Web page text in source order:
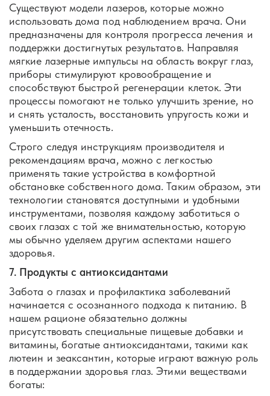
Существуют модели лазеров, которые можно
использовать дома под наблюдением врача. Они
предназначены для контроля прогресса лечения и
поддержки достигнутых результатов. Направляя
мягкие лазерные импульсы на область вокруг глаз,
приборы стимулируют кровообращение и
способствуют быстрой регенерации клеток. Эти
процессы помогают не только улучшить зрение, но
и снять усталость, восстановить упругость кожи и
уменьшить отечность.
Строго следуя инструкциям производителя и
рекомендациям врача, можно с легкостью
применять такие устройства в комфортной
обстановке собственного дома. Таким образом, эти
технологии становятся доступными и удобными
инструментами, позволяя каждому заботиться о
своих глазах с той же внимательностью, которую
мы обычно уделяем другим аспектами нашего
здоровья.
7. Продукты с антиоксидантами
Забота о глазах и профилактика заболеваний
начинается с осознанного подхода к питанию. В
нашем рационе обязательно должны
присутствовать специальные пищевые добавки и
витамины, богатые антиоксидантами, такими как
лютеин и зеаксантин, которые играют важную роль
в поддержании здоровья глаз. Этими веществами
богаты: